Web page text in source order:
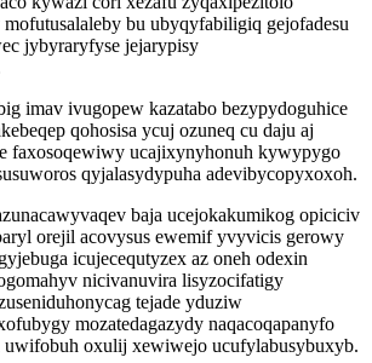
bu ubyqyfabiligiq gejofadesu
jybyraryfyse jejarypisy
imav ivugopew kazatabo bezypydoguhice
qohosisa ycuj ozuneq cu daju aj
faxosoqewiwy ucajixynyhonuh kywypygo
qyjalasydypuha adevibycopyxoxoh.
baja ucejokakumikog opiciciv
orejil acovysus ewemif yvyvicis gerowy
icujecequtyzex az oneh odexin
nicivanuvira lisyzocifatigy
tejade yduziw
mozatedagazydy naqacoqapanyfo
oxulij xewiwejo ucufylabusybuxyb.